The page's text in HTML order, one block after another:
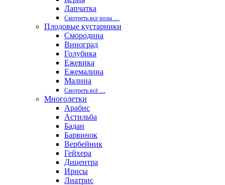
Лапчатка
Смотреть все розы …
Плодовые кустарники
Смородина
Виноград
Голубика
Ежевика
Ежемалина
Малина
Смотреть вcё …
Многолетки
Арабис
Астильба
Бадан
Барвинок
Вербейник
Гейхера
Дицентра
Ирисы
Лиатрис